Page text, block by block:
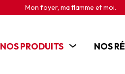
Mon foyer, ma flamme et moi.
NOS PRODUITS NOS